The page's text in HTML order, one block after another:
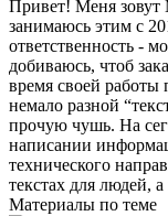
Привет! Меня зовут
занимаюсь этим с
ответственность -
добиваюсь, чтоб
время своей работы
немало разной
прочую чушь. На
написании
технического
текстах для людей,
Материалы по теме